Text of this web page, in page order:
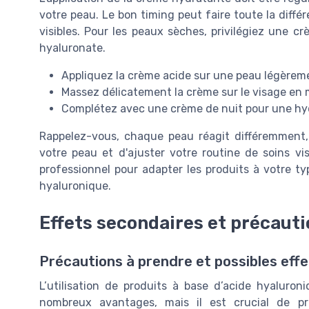
votre peau. Le bon timing peut faire toute la
visibles. Pour les peaux sèches, privilégiez une
hyaluronate.
Appliquez la crème acide sur une peau
Massez délicatement la crème sur le visage
Complétez avec une crème de nuit pour une
Rappelez-vous, chaque peau réagit
votre peau et d'ajuster votre routine de soins
professionnel pour adapter les produits à votre
hyaluronique.
Effets secondaires et
Précautions à prendre et possibles
L’utilisation de produits à base d’acide
nombreux avantages, mais il est crucial de